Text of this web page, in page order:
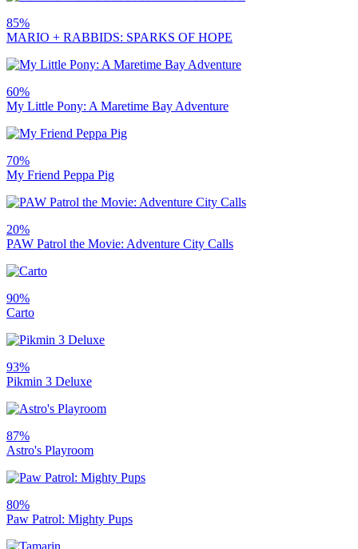
85%
MARIO + RABBIDS: SPARKS OF HOPE
60%
My Little Pony: A Maretime Bay Adventure
70%
My Friend Peppa Pig
20%
PAW Patrol the Movie: Adventure City Calls
90%
Carto
93%
Pikmin 3 Deluxe
87%
Astro's Playroom
80%
Paw Patrol: Mighty Pups